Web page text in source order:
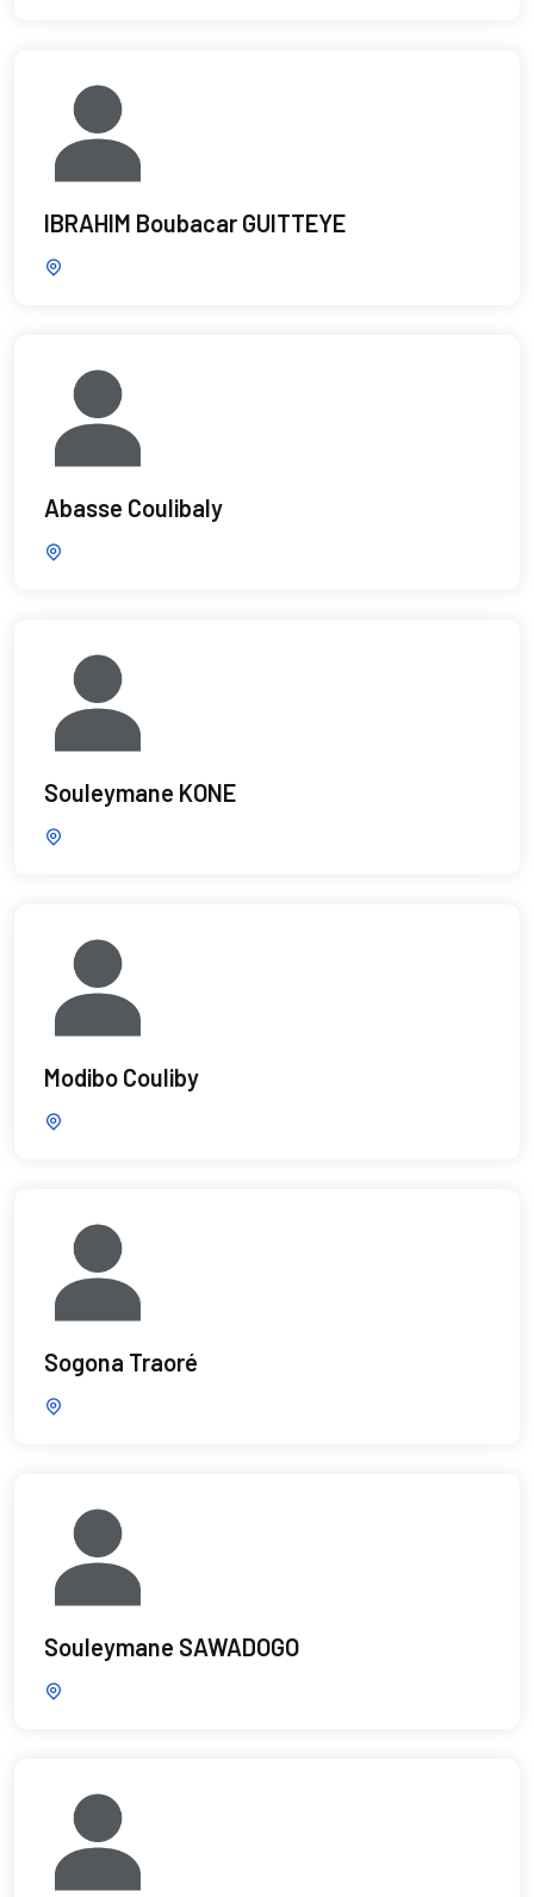
IBRAHIM Boubacar GUITTEYE
Abasse Coulibaly
Souleymane KONE
Modibo Couliby
Sogona Traoré
Souleymane SAWADOGO